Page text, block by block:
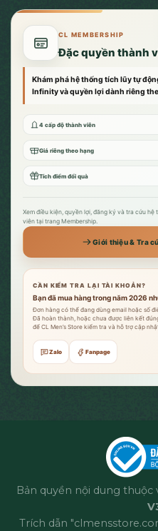
CL MEMBERSHIP
Đặc quyền thành
Khám phá hệ thống tích lũy tự
Infinity và quyền lợi dành riêng
4 cấp độ thành viên
Giá riêng theo hạng
Tích điểm đổi quà
Xem điều kiện, quyền lợi, đăng ký và tra cứu hệ
viên tại trang Membership.
Giới thiệu & Tra
CẦN KIỂM TRA LẠI TÀI KHOẢN?
Bạn đã mua hàng trong năm 2026
Đơn hàng có thể đang dùng email hoặc số
Đã hoàn thành, hoặc chưa được liên kết
để CL Men’s Store kiểm tra và hỗ trợ cập
Zalo Fanpage
Bản quyền nội dung thuộc
Trích dẫn